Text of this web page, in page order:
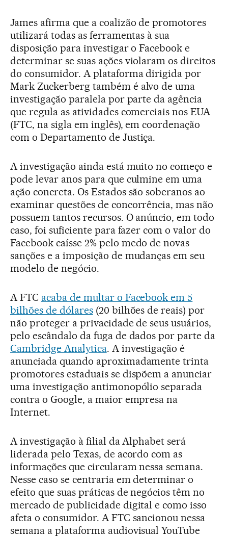
James afirma que a coalizão de promotores
utilizará todas as ferramentas à sua
disposição para investigar o Facebook e
determinar se suas ações violaram os direitos
do consumidor. A plataforma dirigida por
Mark Zuckerberg também é alvo de uma
investigação paralela por parte da agência
que regula as atividades comerciais nos EUA
(FTC, na sigla em inglês), em coordenação
com o Departamento de Justiça.
A investigação ainda está muito no começo e
pode levar anos para que culmine em uma
ação concreta. Os Estados são soberanos ao
examinar questões de concorrência, mas não
possuem tantos recursos. O anúncio, em todo
caso, foi suficiente para fazer com o valor do
Facebook caísse 2% pelo medo de novas
sanções e a imposição de mudanças em seu
modelo de negócio.
A FTC acaba de multar o Facebook em 5
bilhões de dólares(20 bilhões de reais) por
não proteger a privacidade de seus usuários,
pelo escândalo da fuga de dados por parte da
Cambridge Analytica. A investigação é
anunciada quando aproximadamente trinta
promotores estaduais se dispõem a anunciar
uma investigação antimonopólio separada
contra o Google, a maior empresa na
Internet.
A investigação à filial da Alphabet será
liderada pelo Texas, de acordo com as
informações que circularam nessa semana.
Nesse caso se centraria em determinar o
efeito que suas práticas de negócios têm no
mercado de publicidade digital e como isso
afeta o consumidor. A FTC sancionou nessa
semana a plataforma audiovisual YouTube